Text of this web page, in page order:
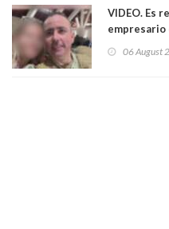
VIDEO. Es
empresario
al "ring
06 August